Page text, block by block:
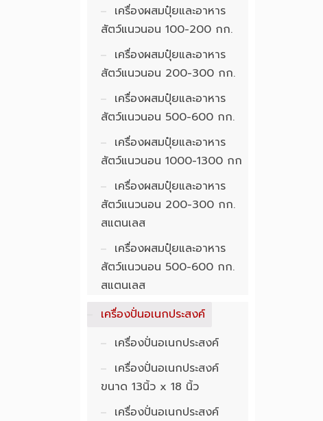
เครื่องผสมปุ๋ยและอาหาร
สัตว์แนวนอน 100-200 กก.
เครื่องผสมปุ๋ยและอาหาร
สัตว์แนวนอน 200-300 กก.
เครื่องผสมปุ๋ยและอาหาร
สัตว์แนวนอน 500-600 กก.
เครื่องผสมปุ๋ยและอาหาร
สัตว์แนวนอน 1000-1300 กก
เครื่องผสมปุ๋ยและอาหาร
สัตว์แนวนอน 200-300 กก.
สแตนเลส
เครื่องผสมปุ๋ยและอาหาร
สัตว์แนวนอน 500-600 กก.
สแตนเลส
เครื่องปั่นอเนกประสงค์
เครื่องปั่นอเนกประสงค์
เครื่องปั่นอเนกประสงค์
ขนาด 13นิ้ว x 18 นิ้ว
เครื่องปั่นอเนกประสงค์